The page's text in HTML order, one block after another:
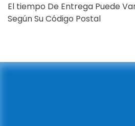
El tiempo De Entrega Puede
Según Su Código Postal